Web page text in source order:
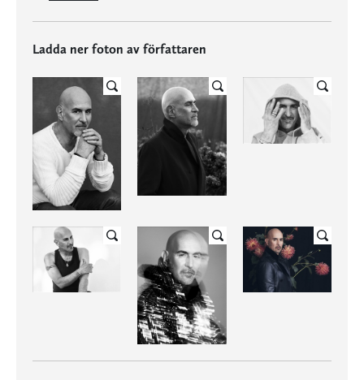
Ladda ner foton av författaren